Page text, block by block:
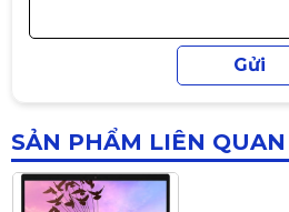
SẢN PHẨM LIÊN QUAN
Dell
1135G7,
HD)
8.200.000đ